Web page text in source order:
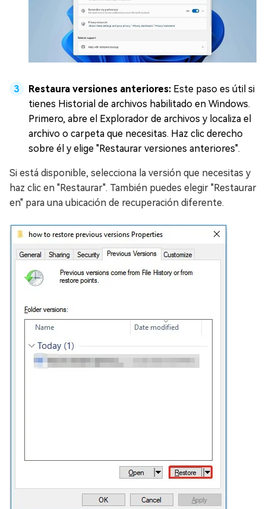
Restaura versiones anteriores: Este paso es útil si
tienes Historial de archivos habilitado en Windows.
Primero, abre el Explorador de archivos y localiza el
archivo o carpeta que necesitas. Haz clic derecho
sobre él y elige "Restaurar versiones anteriores".
Si está disponible, selecciona la versión que necesitas y
haz clic en "Restaurar". También puedes elegir "Restaurar
en" para una ubicación de recuperación diferente.